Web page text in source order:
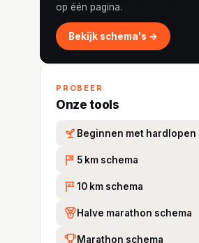
op één pagina.
Bekijk schema's →
PROBEER
Onze tools
Beginnen met hardlopen
5K 5 km schema
10 10 km schema
Halve marathon schema
Marathon schema